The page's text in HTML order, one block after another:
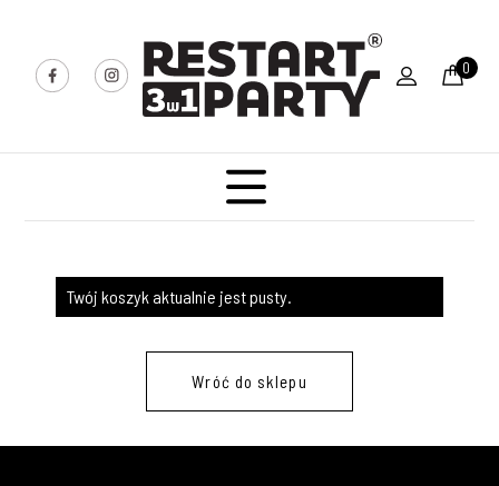
0
HOME
PROMOCJE
O NAS
Twój koszyk aktualnie jest pusty.
Wróć do sklepu